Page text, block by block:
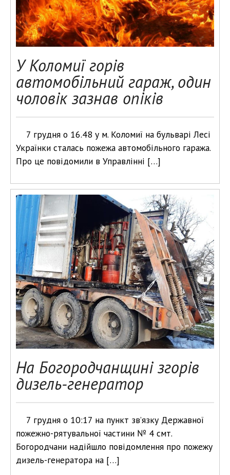
У Коломиї горів
автомобільний гараж, один
чоловік зазнав опіків
7 грудня о 16.48 у м. Коломиї на бульварі Лесі
Українки сталась пожежа автомобільного гаража.
Про це повідомили в Управлінні […]
На Богородчанщині згорів
дизель-генератор
7 грудня о 10:17 на пункт зв’язку Державної
пожежно-рятувальної частини № 4 смт.
Богородчани надійшло повідомлення про пожежу
дизель-генератора на […]